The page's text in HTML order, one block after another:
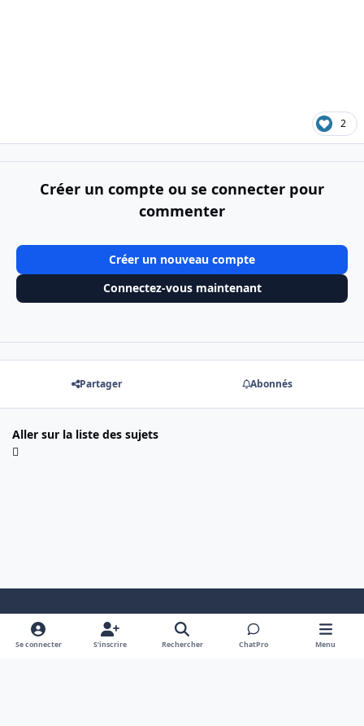
2
Créer un compte ou se connecter pour
commenter
Créer un nouveau compte
Connectez-vous maintenant
Partager Abonnés
Aller sur la liste des sujets
Mode clairDark ModeSystem Preference
Se connecter S’inscrire Rechercher ChatPro Menu